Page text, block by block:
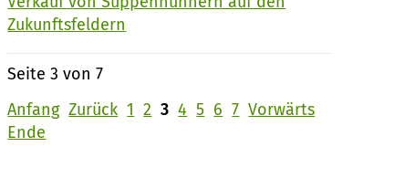
Zukunftsfeldern
Seite 3 von 7
Anfang Zurück 1 2 3 4 5 6 7 Vorwärts
Ende